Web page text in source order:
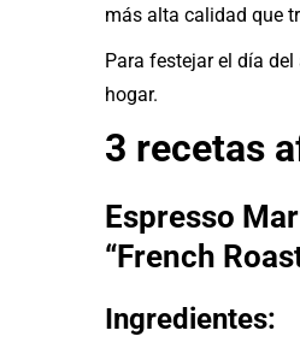
más alta calidad que
Para festejar el día
hogar.
3 recetas
Espresso
“French
Ingredientes: